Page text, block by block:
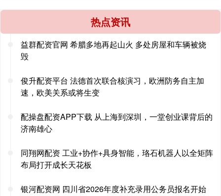
热点资讯
益群配资官网 希腊多地再起山火 多处房屋和车辆被烧
毁
俊升配资平台 法德首次联合核演习，欧洲防务自主加
速，欧美关系或将生变
配操盘配资APP下载 从上海到深圳，一堂创业课背后的
济南雄心
同翔网配资 工业+协作+具身智能，珞石机器人以全矩阵
布局打开成长天花板
银河配资网 四川省2026年度补充录用公务员报名开始